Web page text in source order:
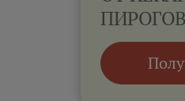
ПИРОГОВ